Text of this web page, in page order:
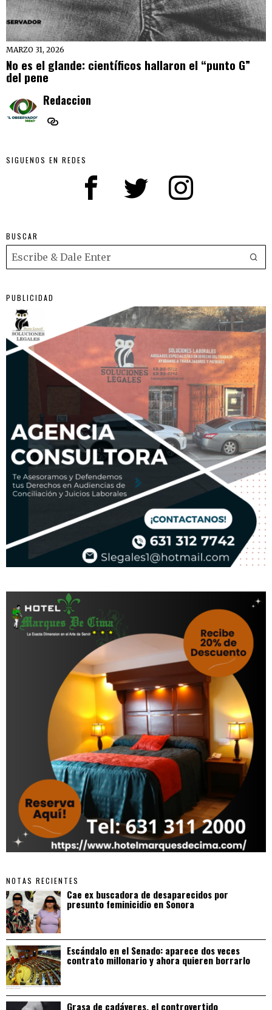
MARZO 31, 2026
No es el glande: científicos hallaron el “punto G”
del pene
Redaccion
SIGUENOS EN REDES
BUSCAR
PUBLICIDAD
NOTAS RECIENTES
Cae ex buscadora de desaparecidos por
presunto feminicidio en Sonora
Escándalo en el Senado: aparece dos veces
contrato millonario y ahora quieren borrarlo
Grasa de cadáveres, el controvertido